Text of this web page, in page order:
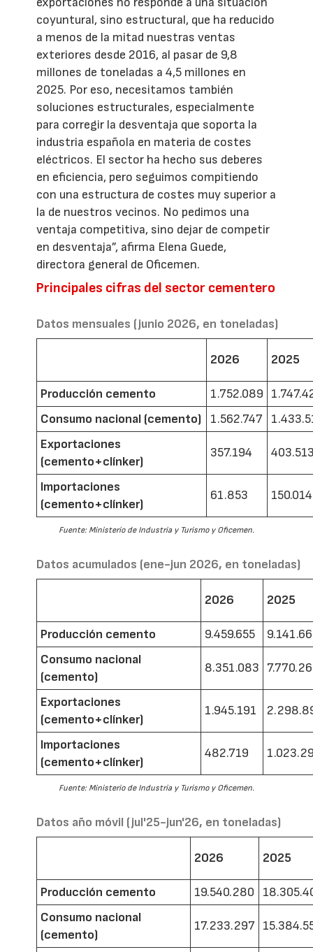
coyuntural, sino estructural, que ha reducido
a menos de la mitad nuestras ventas
exteriores desde 2016, al pasar de 9,8
millones de toneladas a 4,5 millones en
2025. Por eso, necesitamos también
soluciones estructurales, especialmente
para corregir la desventaja que soporta la
industria española en materia de costes
eléctricos. El sector ha hecho sus deberes
en eficiencia, pero seguimos compitiendo
con una estructura de costes muy superior a
la de nuestros vecinos. No pedimos una
ventaja competitiva, sino dejar de competir
en desventaja”, afirma Elena Guede,
directora general de Oficemen.
Principales cifras del sector cementero
Datos mensuales (junio 2026, en toneladas)
2026 2025
Producción cemento 1.752.089
Consumo nacional (cemento)
1.562.747
Exportaciones
(cemento+clínker)
357.194
Importaciones
(cemento+clínker)
61.853 150.014
Fuente: Ministerio de Industria y Turismo y Oficemen.
Datos acumulados (ene-jun 2026, en toneladas)
2026 2025
Producción cemento 9.459.655
Consumo nacional
(cemento)
8.351.083
Exportaciones
(cemento+clínker)
1.945.191
Importaciones
(cemento+clínker)
482.719
Fuente: Ministerio de Industria y Turismo y Oficemen.
Datos año móvil (jul'25-jun'26, en toneladas)
2026 2025
Producción cemento 19.540.280
Consumo nacional
(cemento)
17.233.297